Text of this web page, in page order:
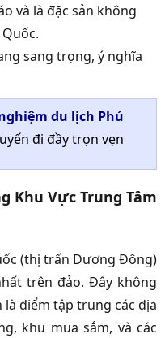
và là đặc sản không
sang trọng, ý nghĩa
du lịch Phú
đi đầy trọn vẹn
Khu Vực Trung Tâm
(thị trấn Dương Đông)
trên đảo. Đây không
điểm tập trung các địa
khu mua sắm, và các